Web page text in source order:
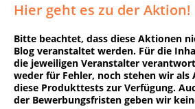
Hier geht es zu der Aktion!
Bitte beachtet, dass diese Aktionen
Blog veranstaltet werden. Für die
die jeweiligen Veranstalter
weder für Fehler, noch stehen wir
diese Produkttests zur Verfügung.
der Bewerbungsfristen geben wir